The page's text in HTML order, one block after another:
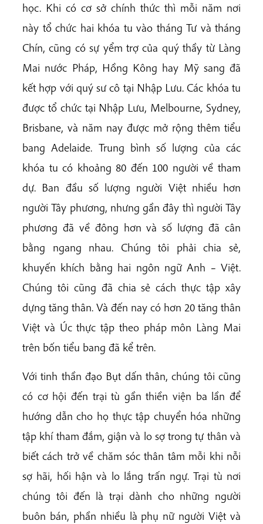
học. Khi có cơ sở chính thức thì mỗi năm nơi
này tổ chức hai khóa tu vào tháng Tư và tháng
Chín, cũng có sự yểm trợ của quý thầy từ Làng
Mai nước Pháp, Hồng Kông hay Mỹ sang đã
kết hợp với quý sư cô tại Nhập Lưu. Các khóa tu
được tổ chức tại Nhập Lưu, Melbourne, Sydney,
Brisbane, và năm nay được mở rộng thêm tiểu
bang Adelaide. Trung bình số lượng của các
khóa tu có khoảng 80 đến 100 người về tham
dự. Ban đầu số lượng người Việt nhiều hơn
người Tây phương, nhưng gần đây thì người Tây
phương đã về đông hơn và số lượng đã cân
bằng ngang nhau. Chúng tôi phải chia sẻ,
khuyến khích bằng hai ngôn ngữ Anh – Việt.
Chúng tôi cũng đã chia sẻ cách thực tập xây
dựng tăng thân. Và đến nay có hơn 20 tăng thân
Việt và Úc thực tập theo pháp môn Làng Mai
trên bốn tiểu bang đã kể trên.
Với tinh thần đạo Bụt dấn thân, chúng tôi cũng
có cơ hội đến trại tù gần thiền viện ba lần để
hướng dẫn cho họ thực tập chuyển hóa những
tập khí tham đắm, giận và lo sợ trong tự thân và
biết cách trở về chăm sóc thân tâm mỗi khi nỗi
sợ hãi, hối hận và lo lắng trấn ngự. Trại tù nơi
chúng tôi đến là trại dành cho những người
buôn bán, phần nhiều là phụ nữ người Việt và